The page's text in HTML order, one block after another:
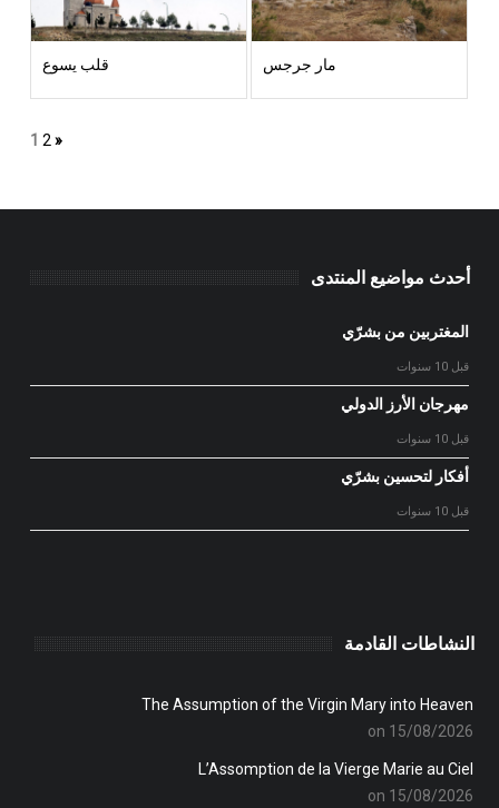
قلب يسوع مار جرجس
1 2»
أحدث مواضيع المنتدى
المغتربين من بشرّي
قبل 10 سنوات
مهرجان الأرز الدولي
قبل 10 سنوات
أفكار لتحسين بشرّي
قبل 10 سنوات
النشاطات القادمة
The Assumption of the Virgin Mary into Heaven
on 15/08/2026
L’Assomption de la Vierge Marie au Ciel
on 15/08/2026